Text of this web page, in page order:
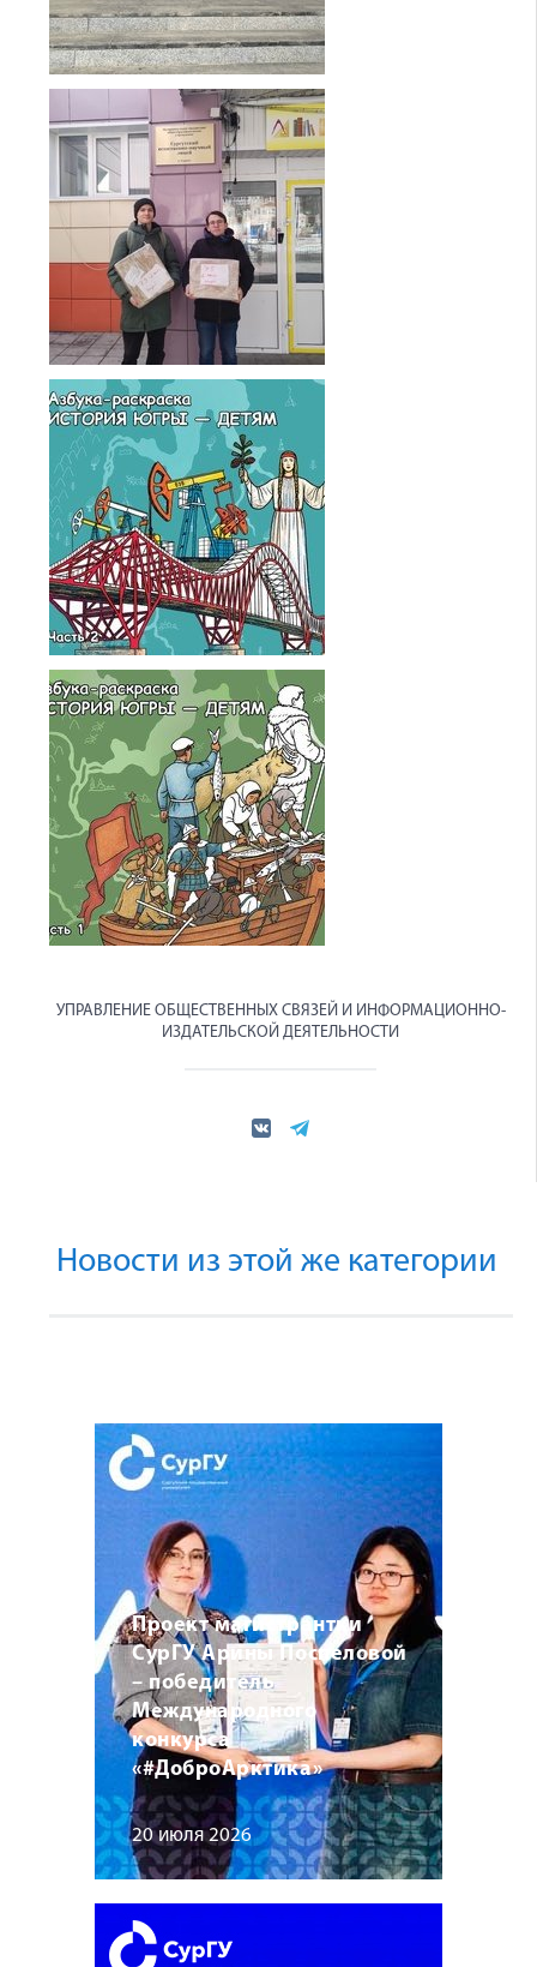
УПРАВЛЕНИЕ ОБЩЕСТВЕННЫХ СВЯЗЕЙ И ИНФОРМАЦИОННО-
ИЗДАТЕЛЬСКОЙ ДЕЯТЕЛЬНОСТИ
Новости из этой же категории
Проект магистрантки
СурГУ Арины Поспеловой
– победитель
Международного
конкурса
«#ДоброАрктика»
20 июля 2026